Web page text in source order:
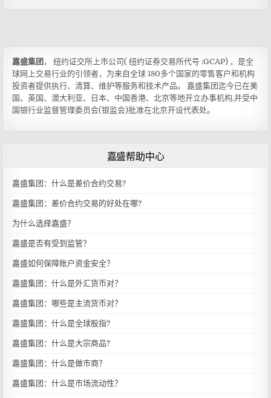
嘉盛集团 ， 纽约证交所上市公司( 纽约证券交易所代号 :GCAP) ，是全
球网上交易行业的引领者，为来自全球 180多个国家的零售客户和机构
投资者提供执行、清算、维护等服务和技术产品。 嘉盛集团迄今已在美
国、英国、澳大利亚、日本、中国香港、北京等地开立办事机构,并受中
国银行业监督管理委员会(银监会)批准在北京开设代表处。
嘉盛帮助中心
嘉盛集团：什么是差价合约交易?
嘉盛集团：差价合约交易的好处在哪?
为什么选择嘉盛？
嘉盛是否有受到监管？
嘉盛如何保障账户资金安全？
嘉盛集团：什么是外汇货币对？
嘉盛集团：哪些是主流货币对？
嘉盛集团：什么是全球股指?
嘉盛集团：什么是大宗商品?
嘉盛集团：什么是做市商？
嘉盛集团：什么是市场流动性？